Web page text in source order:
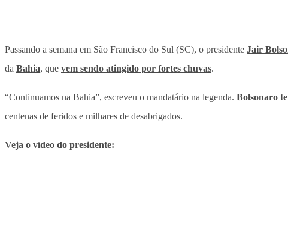
Passando a semana em São Francisco do Sul (SC), o presidente Jair
da Bahia, que vem sendo atingido por fortes chuvas.
“Continuamos na Bahia”, escreveu o mandatário na legenda. Bolsonaro
centenas de feridos e milhares de desabrigados.
Veja o vídeo do presidente: